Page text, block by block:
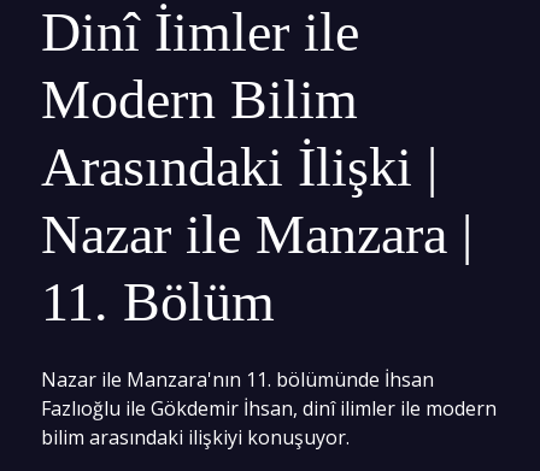
Dinî İimler ile
Modern Bilim
Arasındaki İlişki |
Nazar ile Manzara |
11. Bölüm
Nazar ile Manzara'nın 11. bölümünde İhsan
Fazlıoğlu ile Gökdemir İhsan, dinî ilimler ile modern
bilim arasındaki ilişkiyi konuşuyor.